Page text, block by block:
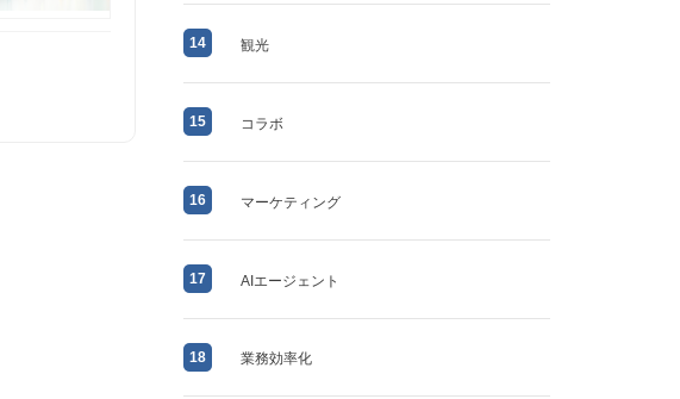
14 観光
15 コラボ
16 マーケティング
17 AIエージェント
18 業務効率化